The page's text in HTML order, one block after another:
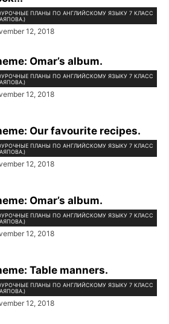
ПЛАНЫ ПО АНГЛИЙСКОМУ ЯЗЫКУ 7 КЛАСС
12, 2018
Omar’s album.
ПЛАНЫ ПО АНГЛИЙСКОМУ ЯЗЫКУ 7 КЛАСС
12, 2018
Our favourite recipes.
ПЛАНЫ ПО АНГЛИЙСКОМУ ЯЗЫКУ 7 КЛАСС
12, 2018
Omar’s album.
ПЛАНЫ ПО АНГЛИЙСКОМУ ЯЗЫКУ 7 КЛАСС
12, 2018
Table manners.
ПЛАНЫ ПО АНГЛИЙСКОМУ ЯЗЫКУ 7 КЛАСС
12, 2018